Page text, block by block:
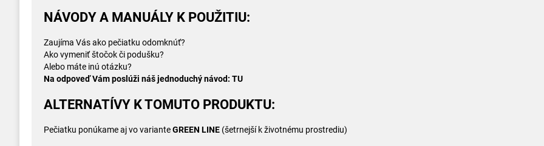
NÁVODY A MANUÁLY K POUŽITIU:
Zaujíma Vás ako pečiatku odomknúť?
Ako vymeniť štočok či podušku?
Alebo máte inú otázku?
Na odpoveď Vám poslúži náš jednoduchý návod: TU
ALTERNATÍVY K TOMUTO PRODUKTU:
Pečiatku ponúkame aj vo varianteGREEN LINE (šetrnejší k životnému prostrediu)